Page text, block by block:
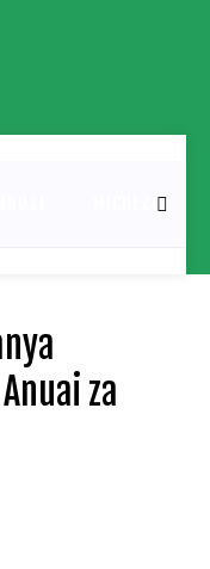
MICHEZO
za